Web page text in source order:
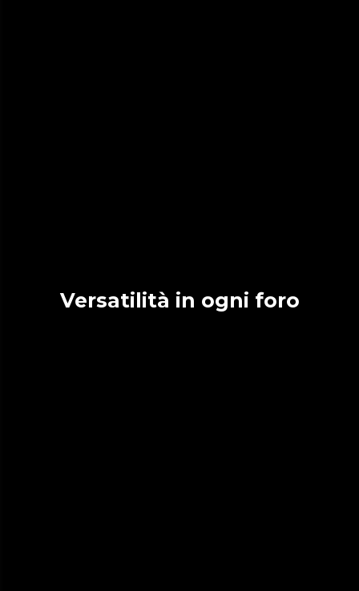
Versatilità in ogni foro